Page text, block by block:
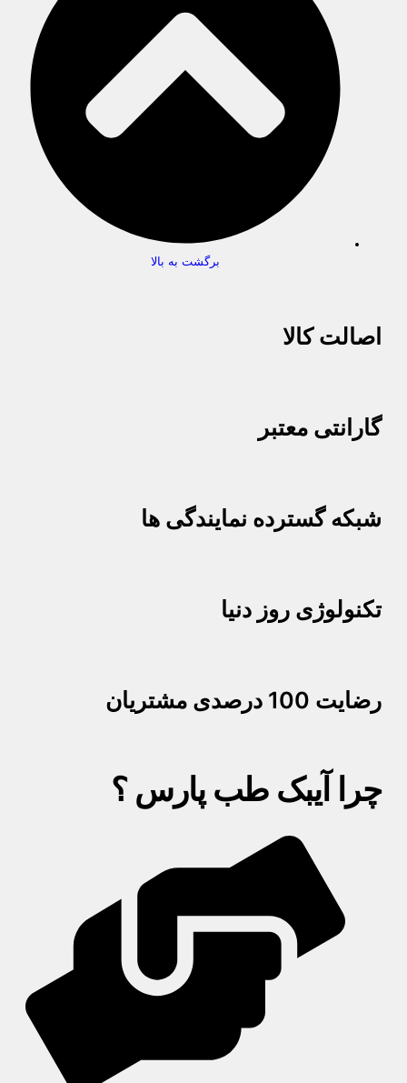
برگشت به بالا
اصالت کالا
گارانتی معتبر
شبکه گسترده نمایندگی ها
تکنولوژی روز دنیا
رضایت 100 درصدی مشتریان
چرا آیبک طب پارس ؟